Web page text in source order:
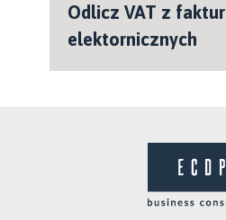
Odlicz VAT z faktur
elektornicznych